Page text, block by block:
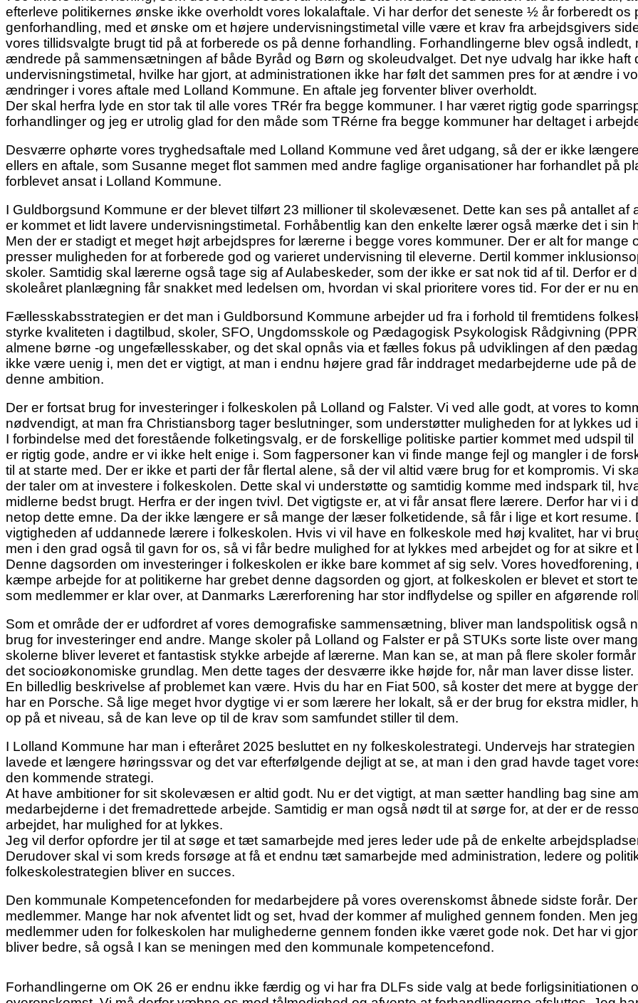
efterleve politikernes ønske ikke overholdt vores lokalaftale. Vi har derfor det seneste ½ år forberedt
genforhandling, med et ønske om et højere undervisningstimetal ville være et krav fra arbejdsgivers
vores tillidsvalgte brugt tid på at forberede os på denne forhandling. Forhandlingerne blev også
ændrede på sammensætningen af både Byråd og Børn og skoleudvalget. Det nye udvalg har ikke
undervisningstimetal, hvilke har gjort, at administrationen ikke har følt det sammen pres for at ændre i
ændringer i vores aftale med Lolland Kommune. En aftale jeg forventer bliver overholdt.
Der skal herfra lyde en stor tak til alle vores TRér fra begge kommuner. I har været rigtig gode
forhandlinger og jeg er utrolig glad for den måde som TRérne fra begge kommuner har deltaget i
Desværre ophørte vores tryghedsaftale med Lolland Kommune ved året udgang, så der er ikke
ellers en aftale, som Susanne meget flot sammen med andre faglige organisationer har forhandlet på
forblevet ansat i Lolland Kommune.
I Guldborgsund Kommune er der blevet tilført 23 millioner til skolevæsenet. Dette kan ses på antallet
er kommet et lidt lavere undervisningstimetal. Forhåbentlig kan den enkelte lærer også mærke det i sin
Men der er stadigt et meget højt arbejdspres for lærerne i begge vores kommuner. Der er alt for
presser muligheden for at forberede god og varieret undervisning til eleverne. Dertil kommer
skoler. Samtidig skal lærerne også tage sig af Aulabeskeder, som der ikke er sat nok tid af til. Derfor er
skoleåret planlægning får snakket med ledelsen om, hvordan vi skal prioritere vores tid. For der er nu
Fællesskabsstrategien er det man i Guldborsund Kommune arbejder ud fra i forhold til fremtidens
styrke kvaliteten i dagtilbud, skoler, SFO, Ungdomsskole og Pædagogisk Psykologisk Rådgivning
almene børne -og ungefællesskaber, og det skal opnås via et fælles fokus på udviklingen af den
ikke være uenig i, men det er vigtigt, at man i endnu højere grad får inddraget medarbejderne ude på
denne ambition.
Der er fortsat brug for investeringer i folkeskolen på Lolland og Falster. Vi ved alle godt, at vores to
nødvendigt, at man fra Christiansborg tager beslutninger, som understøtter muligheden for at lykkes ud
I forbindelse med det forestående folketingsvalg, er de forskellige politiske partier kommet med udspil
er rigtig gode, andre er vi ikke helt enige i. Som fagpersoner kan vi finde mange fejl og mangler i de
til at starte med. Der er ikke et parti der får flertal alene, så der vil altid være brug for et kompromis. Vi
der taler om at investere i folkeskolen. Dette skal vi understøtte og samtidig komme med indspark til,
midlerne bedst brugt. Herfra er der ingen tvivl. Det vigtigste er, at vi får ansat flere lærere. Derfor har vi
netop dette emne. Da der ikke længere er så mange der læser folketidende, så får i lige et kort
vigtigheden af uddannede lærere i folkeskolen. Hvis vi vil have en folkeskole med høj kvalitet, har vi
men i den grad også til gavn for os, så vi får bedre mulighed for at lykkes med arbejdet og for at sikre
Denne dagsorden om investeringer i folkeskolen er ikke bare kommet af sig selv. Vores
kæmpe arbejde for at politikerne har grebet denne dagsorden og gjort, at folkeskolen er blevet et stort
som medlemmer er klar over, at Danmarks Lærerforening har stor indflydelse og spiller en afgørende
Som et område der er udfordret af vores demografiske sammensætning, bliver man landspolitisk også
brug for investeringer end andre. Mange skoler på Lolland og Falster er på STUKs sorte liste over
skolerne bliver leveret et fantastisk stykke arbejde af lærerne. Man kan se, at man på flere skoler
det socioøkonomiske grundlag. Men dette tages der desværre ikke højde for, når man laver disse lister.
En billedlig beskrivelse af problemet kan være. Hvis du har en Fiat 500, så koster det mere at bygge
har en Porsche. Så lige meget hvor dygtige vi er som lærere her lokalt, så er der brug for ekstra
op på et niveau, så de kan leve op til de krav som samfundet stiller til dem.
I Lolland Kommune har man i efteråret 2025 besluttet en ny folkeskolestrategi. Undervejs har
lavede et længere høringssvar og det var efterfølgende dejligt at se, at man i den grad havde taget
den kommende strategi.
At have ambitioner for sit skolevæsen er altid godt. Nu er det vigtigt, at man sætter handling bag sine
medarbejderne i det fremadrettede arbejde. Samtidig er man også nødt til at sørge for, at der er de
arbejdet, har mulighed for at lykkes.
Jeg vil derfor opfordre jer til at søge et tæt samarbejde med jeres leder ude på de enkelte
Derudover skal vi som kreds forsøge at få et endnu tæt samarbejde med administration, ledere og
folkeskolestrategien bliver en succes.
Den kommunale Kompetencefonden for medarbejdere på vores overenskomst åbnede sidste forår.
medlemmer. Mange har nok afventet lidt og set, hvad der kommer af mulighed gennem fonden. Men
medlemmer uden for folkeskolen har mulighederne gennem fonden ikke været gode nok. Det har vi
bliver bedre, så også I kan se meningen med den kommunale kompetencefond.
Forhandlingerne om OK 26 er endnu ikke færdig og vi har fra DLFs side valg at bede forligsinitiationen